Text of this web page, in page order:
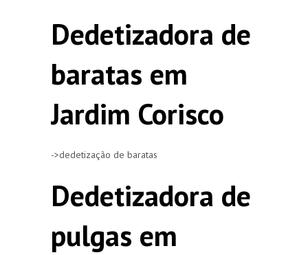
Dedetizadora de
baratas em
Jardim Corisco
->dedetização de baratas
Dedetizadora de
pulgas em